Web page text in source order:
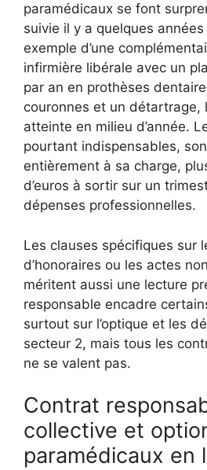
paramédicaux se font
suivie il y a quelques
exemple d’une
infirmière libérale avec un
par an en prothèses
couronnes et un détartrage,
atteinte en milieu d’année.
pourtant indispensables,
entièrement à sa charge,
d’euros à sortir sur un
dépenses professionnelles.
Les clauses spécifiques sur
d’honoraires ou les actes
méritent aussi une lecture
responsable encadre
surtout sur l’optique et les
secteur 2, mais tous les
ne se valent pas.
Contrat
collective et
paramédicaux en